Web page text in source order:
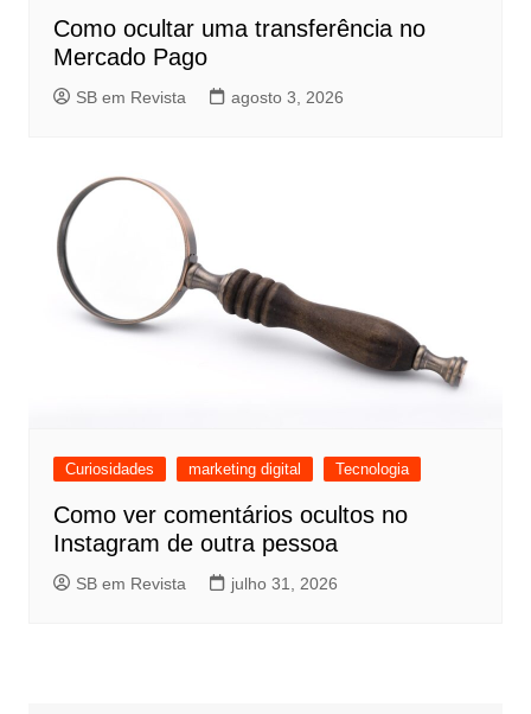
Como ocultar uma transferência no
Mercado Pago
SB em Revista agosto 3, 2026
Curiosidades marketing digital Tecnologia
Como ver comentários ocultos no
Instagram de outra pessoa
SB em Revista julho 31, 2026